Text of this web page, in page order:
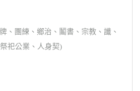
、團練、鄉治、鬮書、宗教、讖、
祀公業、人身契)